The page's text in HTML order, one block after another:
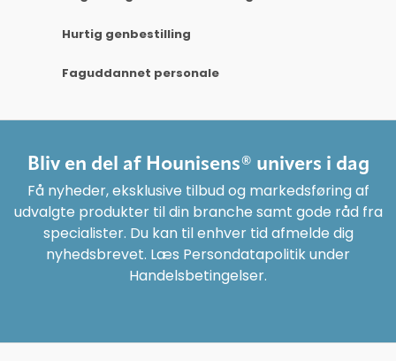
Hurtig genbestilling
Faguddannet personale
Bliv en del af Hounisens® univers i dag
Få nyheder, eksklusive tilbud og markedsføring af
udvalgte produkter til din branche samt gode råd fra
specialister. Du kan til enhver tid afmelde dig
nyhedsbrevet. Læs Persondatapolitik under
Handelsbetingelser.